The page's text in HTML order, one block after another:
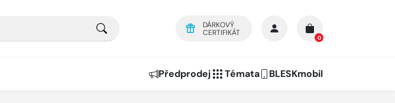
DÁRKOVÝ
CERTIFIKÁT
0
Předprodej Témata BLESKmobil